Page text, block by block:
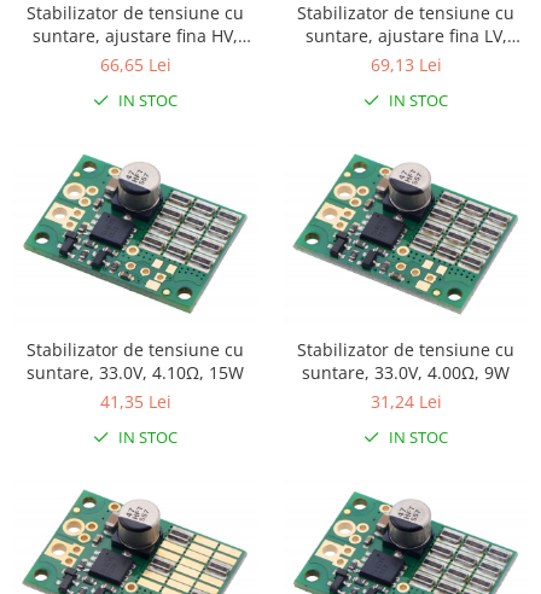
LCD
CAN
Convertor nivel logic
Convertor USB la serial
LCD
RS-232
RS-485
Stabilizator de tensiune cu
suntare, ajustare fina HV,
4.10Ω, 15W
66,65 Lei
IN STOC
Stabilizator de tensiune cu
suntare, ajustare fina LV,
1.50Ω, 15W
69,13 Lei
IN STOC
Stabilizator de tensiune cu
suntare, 33.0V, 4.10Ω, 15W
41,35 Lei
IN STOC
Stabilizator de tensiune cu
suntare, 33.0V, 4.00Ω, 9W
31,24 Lei
IN STOC